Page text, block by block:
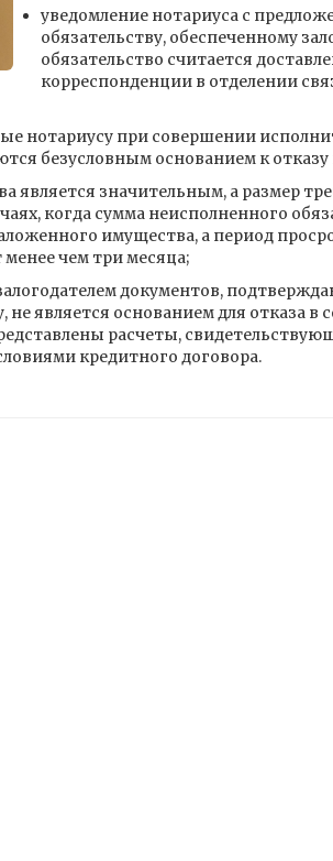
уведомление нотариуса с
обязательству, обеспеченному
обязательство считается
корреспонденции в отделении
нотариусу при совершении
безусловным основанием к
является значительным, а размер
когда сумма неисполненного
имущества, а период
менее чем три месяца;
документов,
не является основанием для отказа
расчеты,
кредитного договора.